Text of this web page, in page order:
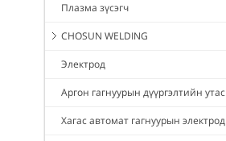
Плазма зүсэгч
CHOSUN WELDING
Электрод
Аргон гагнуурын дүүргэлтийн утас
Хагас автомат гагнуурын электрод